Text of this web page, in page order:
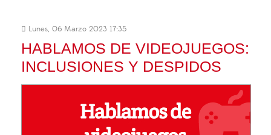
Lunes, 06 Marzo 2023 17:35
HABLAMOS DE VIDEOJUEGOS:
INCLUSIONES Y DESPIDOS